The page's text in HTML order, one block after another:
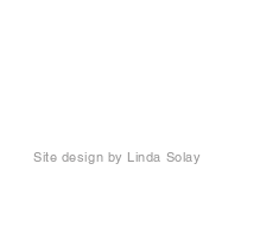
Site design by Linda Solay